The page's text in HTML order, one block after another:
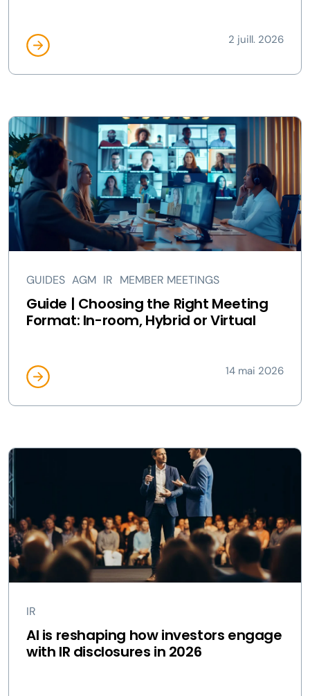
2 juill. 2026
GUIDES AGM IR MEMBER MEETINGS
Guide | Choosing the Right Meeting
Format: In-room, Hybrid or Virtual
14 mai 2026
IR
AI is reshaping how investors engage
with IR disclosures in 2026